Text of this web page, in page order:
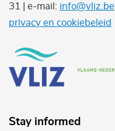
31 | e-mail: info@vliz.be
privacy en cookiebeleid
Stay informed